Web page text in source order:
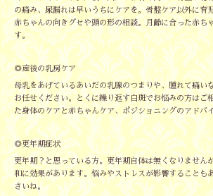
の痛み、尿漏れは早いうちにケアを。骨盤ケア以外に育
赤ちゃんの向きグセや頭の形の相談。月齢に合った赤ち
す。
◎産後の乳房ケア
母乳をあげているあいだの乳腺のつまりや、腫れて痛い
お任せください。とくに繰り返す白斑でお悩みの方はご
た身体のケアと赤ちゃんケア、ポジショニングのアドバ
◎更年期症状
更年期？と思っている方。更年期自体は無くなりません
和に効果があります。悩みやストレスが影響することも
さいね。